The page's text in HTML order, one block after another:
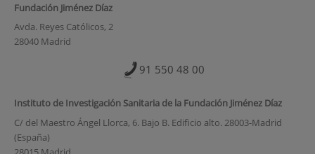
Fundación Jiménez Díaz
Avda. Reyes Católicos, 2
28040 Madrid
91 550 48 00
Instituto de Investigación Sanitaria de la Fundación Jiménez Díaz
C/ del Maestro Ángel Llorca, 6. Bajo B. Edificio alto. 28003-Madrid
(España)